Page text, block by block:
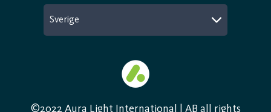
Sverige
©2022 Aura Light International | AB all rights